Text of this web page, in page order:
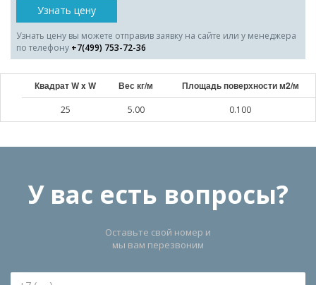
Узнать цену
Узнать цену вы можете отправив заявку на сайте или у менеджера
по телефону +7(499) 753-72-36
Квадрат W x W Вес кг/м Площадь поверхности м2/м
25 5.00 0.100
У вас есть вопросы?
Оставьте свой номер и
мы вам перезвоним